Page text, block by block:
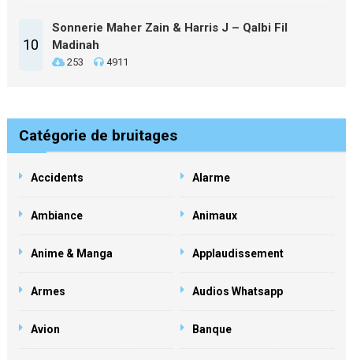
10
Sonnerie Maher Zain & Harris J – Qalbi Fil
Madinah
253 4911
Catégorie de bruitages
Accidents Alarme
Ambiance Animaux
Anime & Manga Applaudissement
Armes Audios Whatsapp
Avion Banque